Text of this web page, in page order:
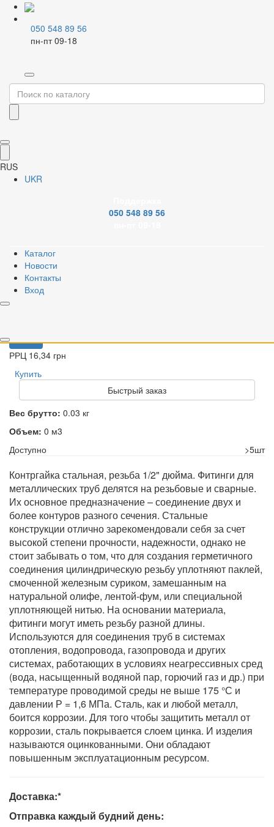
050 548 89 56
пн-пт 09-18
RUS
UKR
050 548 89 56
Каталог
Новости
Контакты
Вход
Главная Резьбовые фитинги
Открыть изображение
PDF document
Контргайка стальная 1/2" 1/500
STA
Артикул
РРЦ 16,34 грн
Купить
Быстрый заказ
Вес брутто: 0.03 кг
Объем: 0 м3
Доступно
>5шт
Контргайка стальная, резьба 1/2" дюйма. Фитинги для
металлических труб делятся на резьбовые и сварные.
Их основное предназначение – соединение двух и
более контуров разного сечения. Стальные
конструкции отлично зарекомендовали себя за счет
высокой степени прочности, надежности, однако не
стоит забывать о том, что для создания герметичного
соединения цилиндрическую резьбу уплотняют паклей,
смоченной железным суриком, замешанным на
натуральной олифе, лентой-фум, или специальной
уплотняющей нитью. На основании материала,
фитинги могут иметь резьбу разной длины.
Используются для соединения труб в системах
отопления, водопровода, газопровода и других
системах, работающих в условиях неагрессивных сред
(вода, насыщенный водяной пар, горючий газ и др.) при
температуре проводимой среды не выше 175 °С и
давлении Р = 1,6 МПа. Сталь, как и любой металл,
боится коррозии. Для того чтобы защитить металл от
коррозии, сталь покрывается слоем цинка. И изделия
называются оцинкованными. Они обладают
повышенным эксплуатационным ресурсом.
Доставка:*
Отправка каждый будний день: